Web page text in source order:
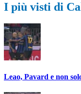
I più visti di
Leao, Pavard e non